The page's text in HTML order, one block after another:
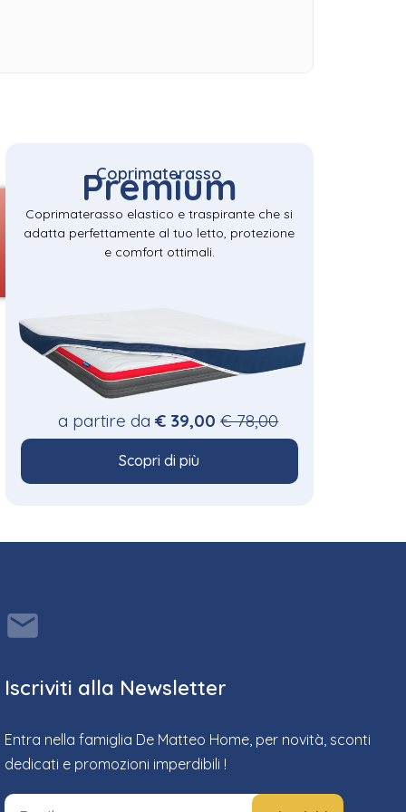
Coprimaterasso
Premium
Coprimaterasso elastico e traspirante che si
adatta perfettamente al tuo letto, protezione
e comfort ottimali.
a partire da€ 39,00 € 78,00
Scopri di più
Iscriviti alla Newsletter
Entra nella famiglia De Matteo Home, per novità, sconti
dedicati e promozioni imperdibili !